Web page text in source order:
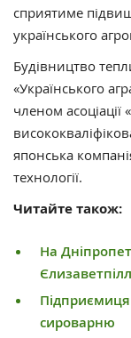
сприятиме
українського
Будівництво
«Українського
членом
японська
технології.
Читайте також:
На
сироварню